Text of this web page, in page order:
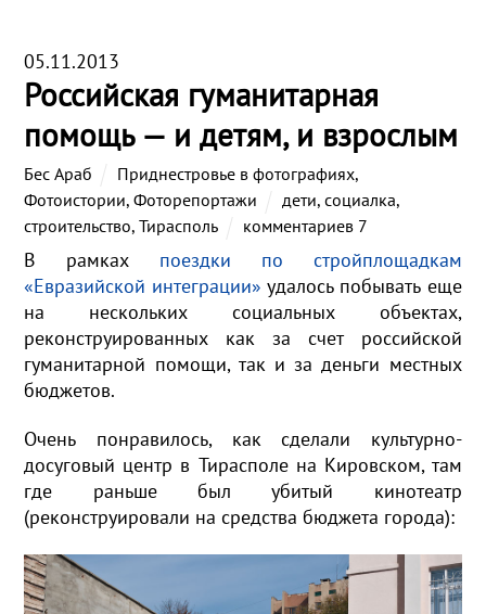
05.11.2013
Российская гуманитарная
помощь — и детям, и взрослым
Бес Араб Приднестровье в фотографиях,
Фотоистории,Фоторепортажи дети,социалка,
строительство,Тирасполь комментариев 7
В рамках поездки по стройплощадкам
«Евразийской интеграции» удалось побывать еще
на нескольких социальных объектах,
реконструированных как за счет российской
гуманитарной помощи, так и за деньги местных
бюджетов.
Очень понравилось, как сделали культурно-
досуговый центр в Тирасполе на Кировском, там
где раньше был убитый кинотеатр
(реконструировали на средства бюджета города):